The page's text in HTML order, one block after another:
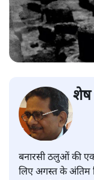
शेष
बनारसी ठलुओं की
लिए अगस्त के अंतिम